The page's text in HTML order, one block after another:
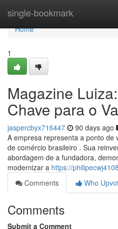
single-bookmark
Home
Home
1
Magazine
Chave para o
jaspercbyx716447 90 days ago
A empresa representa a ponto de
de comércio brasileiro . Sua
abordagem de a fundadora,
modernizar a https://
Comments
Who
Comments
Submit a Comment